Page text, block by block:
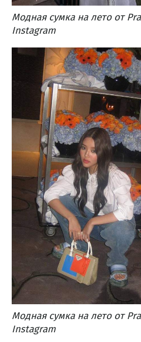
Модная сумка на лето от
Instagram
Модная сумка на лето от
Instagram